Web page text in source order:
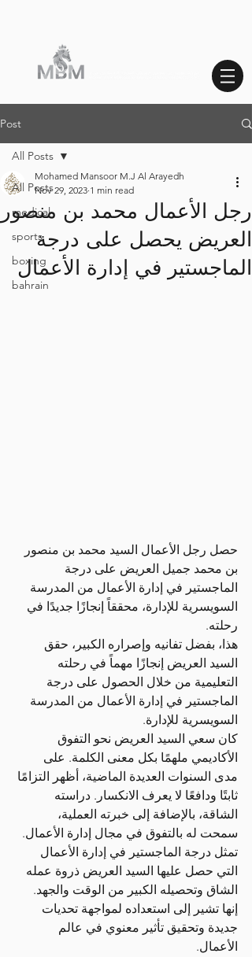
Post
All Posts
medical
sports
boxing
bahrain
All Posts
رجل الأعمال محمد بن منصور
العريض يحصل على درجة
الماجستير في إدارة الأعمال
Mohamed Mansoor M.J Al Arayedh
Nov 29, 2023 1 min read
حصل رجل الأعمال السيد محمد بن منصور
بن محمد جميل العريض على درجة
الماجستير في إدارة الأعمال من المدرسة
السويسرية للإدارة، محققاً إنجازًا جديدًا في
رحلته.
هذا، بفضل تفانيه وإصراره الكبير، حقق
السيد العريض إنجازًا مهماً في رحلته
التعليمية من خلال الحصول على درجة
الماجستير في إدارة الأعمال من المدرسة
السويسرية للإدارة.
كان سعي السيد العريض نحو التفوق
الأكاديمي ملهمًا بكل معنى الكلمة. على
مدى السنوات العديدة الماضية، أظهر التزامًا
ثابتًا ودافعًا لا يعرف الانكسار. دراسته
الشاقة، بالإضافة إلى خبرته العملية،
سمحت له بالتفوق في مجال إدارة الأعمال.
تمثل درجة الماجستير في إدارة الأعمال
التي حصل عليها السيد العريض ذروة عمله
الشاق وتحصيله الكبير من الوقت والجهد.
إنها تشير إلى استعداده لمواجهة تحديات
جديدة وتحقيق تأثير معنوي في عالم
الأعمال.